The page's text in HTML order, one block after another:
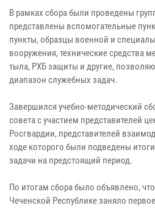
В рамках сбора были проведены
представлены вспомогательные
пункты, образцы военной и
вооружения, технические средства
тыла, РХБ защиты и другие,
диапазон служебных задач.
Завершился учебно-методический
совета с участием представителей
Росгвардии, представителей
ходе которого были подведены
задачи на предстоящий период.
По итогам сбора было объявлено,
Чеченской Республике заняло